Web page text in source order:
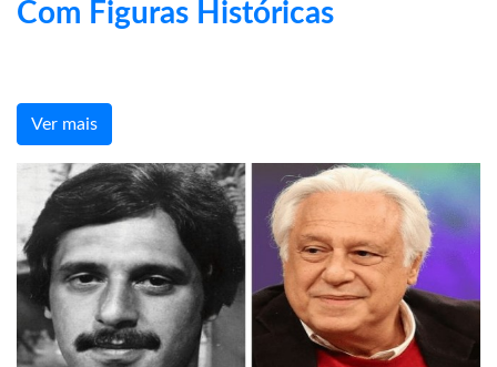
Com Figuras Históricas
Ver mais